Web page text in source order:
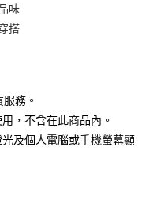
北富邦商業銀行
豐國際商業銀行
中商業銀行
豐商業銀行
國信託商業銀行
味
搭
務。
，不含在此商品內。
及個人電腦或手機螢幕顯